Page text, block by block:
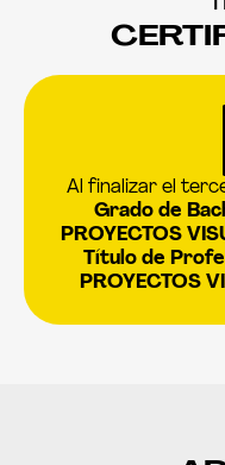
Al finalizar el
Grado de
PROYECTOS
Título de
PROYECTOS